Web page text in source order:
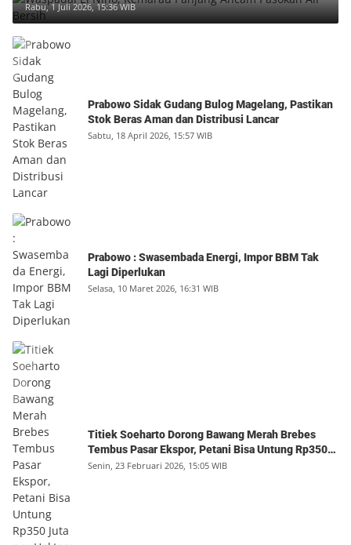
Rabu, 1 Juli 2026, 15:36 WIB
Prabowo Sidak Gudang Bulog Magelang, Pastikan
Stok Beras Aman dan Distribusi Lancar
Sabtu, 18 April 2026, 15:57 WIB
Prabowo : Swasembada Energi, Impor BBM Tak
Lagi Diperlukan
Selasa, 10 Maret 2026, 16:31 WIB
Titiek Soeharto Dorong Bawang Merah Brebes
Tembus Pasar Ekspor, Petani Bisa Untung Rp350
Juta per Hektare
Senin, 23 Februari 2026, 15:05 WIB